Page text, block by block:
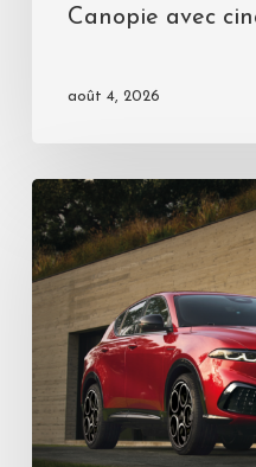
Canopie avec
août 4, 2026